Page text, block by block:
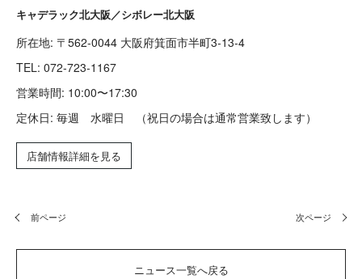
キャデラック北大阪／シボレー北大阪
所在地: 〒562-0044 大阪府箕面市半町3-13-4
TEL: 072-723-1167
営業時間: 10:00〜17:30
定休日: 毎週 水曜日 （祝日の場合は通常営業致します）
店舗情報詳細を見る
前ページ 次ページ
ニュース一覧へ戻る